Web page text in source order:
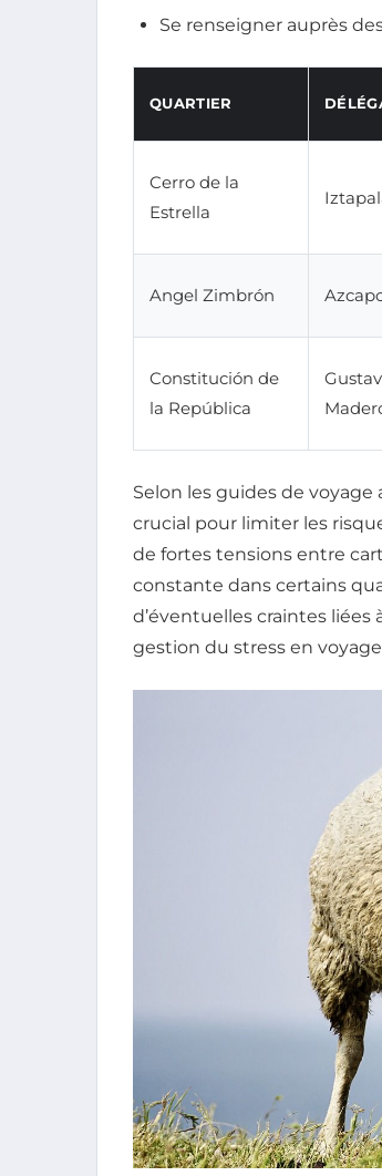
Se renseigner auprès
QUARTIER
Cerro de la
Estrella
Angel Zimbrón
Constitución de
la República
Selon les guides de voyage
crucial pour limiter les
de fortes tensions entre
constante dans certains
d’éventuelles craintes liées
gestion du stress en